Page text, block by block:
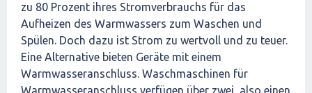
zu 80 Prozent ihres Stromverbrauchs für das
Aufheizen des Warmwassers zum Waschen und
Spülen. Doch dazu ist Strom zu wertvoll und zu teuer.
Eine Alternative bieten Geräte mit einem
Warmwasseranschluss. Waschmaschinen für
Warmwasseranschluss verfügen über zwei, also einen